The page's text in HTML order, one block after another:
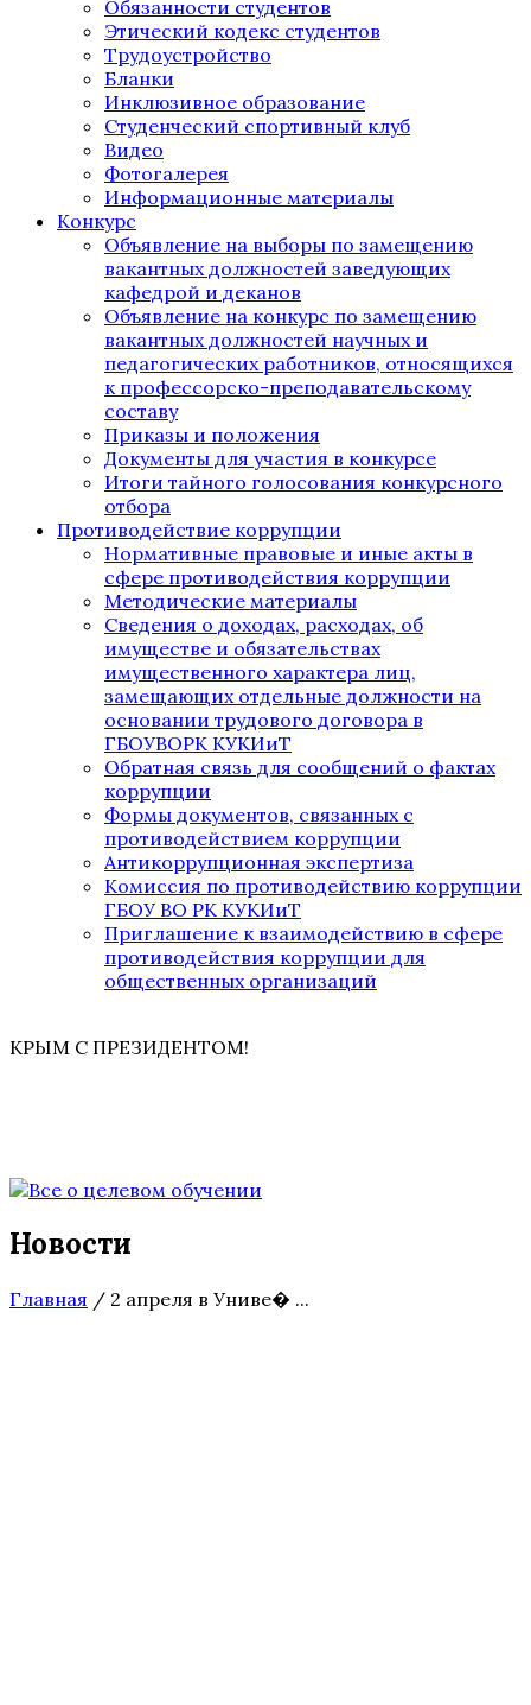
Обязанности студентов
Этический кодекс студентов
Трудоустройство
Бланки
Инклюзивное образование
Студенческий спортивный клуб
Видео
Фотогалерея
Информационные материалы
Конкурс
Объявление на выборы по замещению
вакантных должностей заведующих
кафедрой и деканов
Объявление на конкурс по замещению
вакантных должностей научных и
педагогических работников, относящихся
к профессорско-преподавательскому
составу
Приказы и положения
Документы для участия в конкурсе
Итоги тайного голосования конкурсного
отбора
Противодействие коррупции
Нормативные правовые и иные акты в
сфере противодействия коррупции
Методические материалы
Сведения о доходах, расходах, об
имуществе и обязательствах
имущественного характера лиц,
замещающих отдельные должности на
основании трудового договора в
ГБОУВОРК КУКИиТ
Обратная связь для сообщений о фактах
коррупции
Формы документов, связанных с
противодействием коррупции
Антикоррупционная экспертиза
Комиссия по противодействию коррупции
ГБОУ ВО РК КУКИиТ
Приглашение к взаимодействию в сфере
противодействия коррупции для
общественных организаций
КРЫМ С ПРЕЗИДЕНТОМ!
Новости
Главная / 2 апреля в Униве� ...